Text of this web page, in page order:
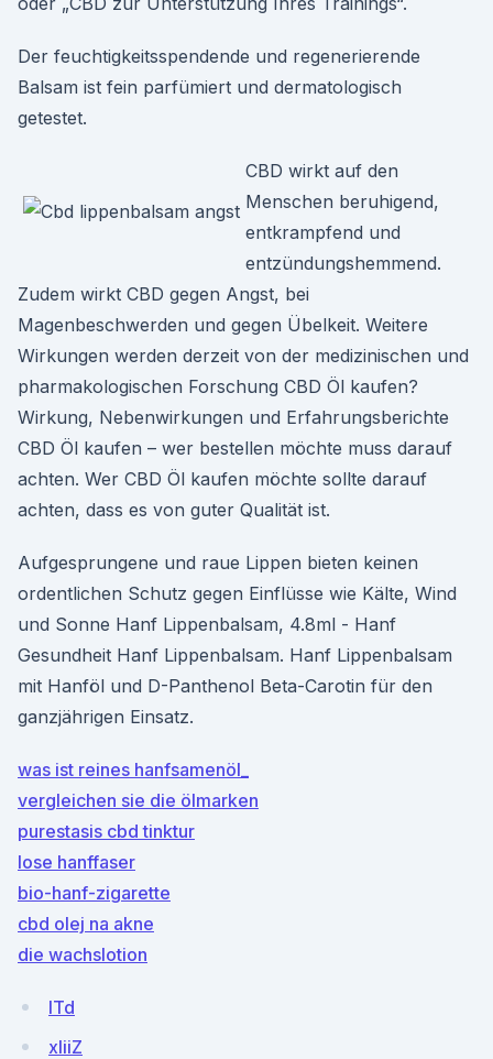
Der feuchtigkeitsspendende und regenerierende
Balsam ist fein parfümiert und dermatologisch
getestet.
CBD wirkt auf den
Menschen beruhigend,
entkrampfend und
entzündungshemmend.
Zudem wirkt CBD gegen Angst, bei
Magenbeschwerden und gegen Übelkeit. Weitere
Wirkungen werden derzeit von der medizinischen und
pharmakologischen Forschung CBD Öl kaufen?
Wirkung, Nebenwirkungen und Erfahrungsberichte
CBD Öl kaufen – wer bestellen möchte muss darauf
achten. Wer CBD Öl kaufen möchte sollte darauf
achten, dass es von guter Qualität ist.
Aufgesprungene und raue Lippen bieten keinen
ordentlichen Schutz gegen Einflüsse wie Kälte, Wind
und Sonne Hanf Lippenbalsam, 4.8ml - Hanf
Gesundheit Hanf Lippenbalsam. Hanf Lippenbalsam
mit Hanföl und D-Panthenol Beta-Carotin für den
ganzjährigen Einsatz.
was ist reines hanfsamenöl_
vergleichen sie die ölmarken
purestasis cbd tinktur
lose hanffaser
bio-hanf-zigarette
cbd olej na akne
die wachslotion
lTd
xIiiZ